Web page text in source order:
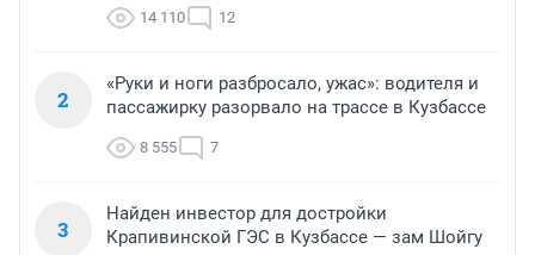
14 110 12
2
«Руки и ноги разбросало, ужас»: водителя и
пассажирку разорвало на трассе в Кузбассе
8 555 7
3
Найден инвестор для достройки
Крапивинской ГЭС в Кузбассе — зам Шойгу